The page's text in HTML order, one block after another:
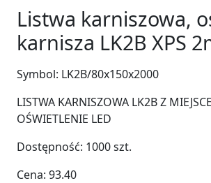
Listwa karniszowa,
karnisza LK2B XPS
Symbol: LK2B/80x150x2000
LISTWA KARNISZOWA LK2B Z
OŚWIETLENIE LED
Dostępność: 1000szt.
Cena: 93.40